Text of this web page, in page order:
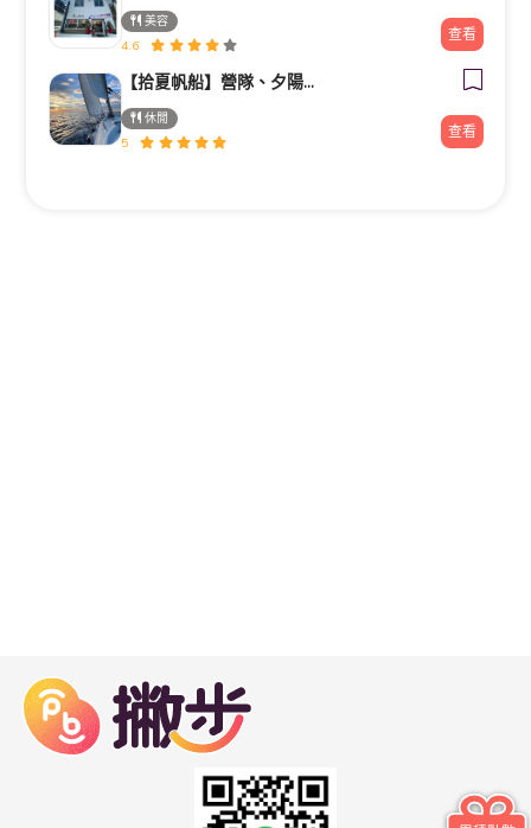
美容
4.6
查看
【拾夏帆船】營隊、夕陽團、包船、客製化帆船體驗（預約制）
休閒
5
查看